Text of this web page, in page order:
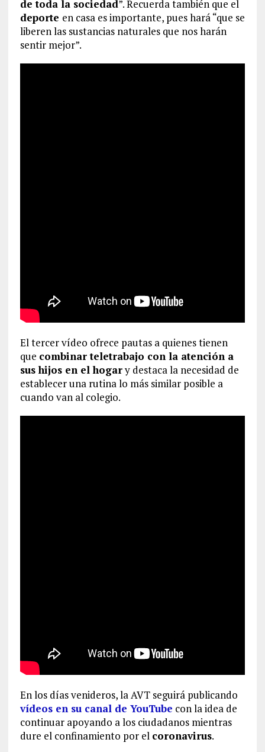
de toda la sociedad”. Recuerda también que el
deporte en casa es importante, pues hará “que se
liberen las sustancias naturales que nos harán
sentir mejor”.
El tercer vídeo ofrece pautas a quienes tienen
que combinar teletrabajo con la atención a
sus hijos en el hogary destaca la necesidad de
establecer una rutina lo más similar posible a
cuando van al colegio.
En los días venideros, la AVT seguirá publicando
vídeos en su canal de YouTube con la idea de
continuar apoyando a los ciudadanos mientras
dure el confinamiento por el coronavirus.